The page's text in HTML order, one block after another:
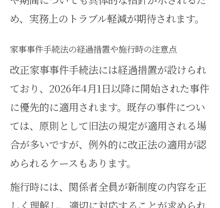
め、実務上のトラブル軽減が期待されます。
家事事件手続法の経過措置や施行時の注意点
改正家事事件手続法には経過措置が設けられ
ており、2026年4月1日以降に開始された事件
に優先的に適用されます。既存の事件につい
ては、原則として旧法の規定が適用される場
合が多いですが、例外的に改正法の適用が認
められるケースもあります。
施行時には、関係者全員が新制度の内容を正